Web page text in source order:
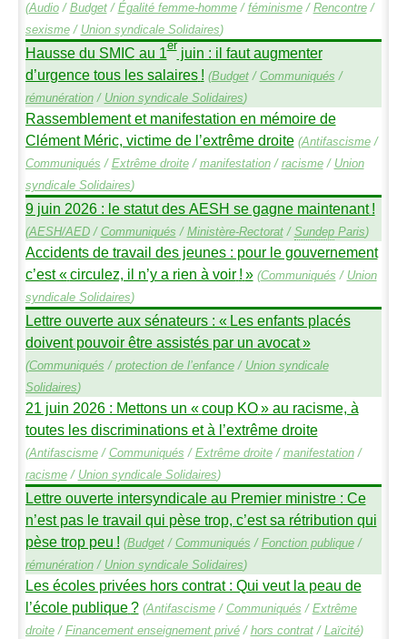
(Audio/ Budget/ Égalité femme-homme/ féminisme/ Rencontre/
sexisme/ Union syndicale Solidaires)
Hausse du SMIC au 1erjuin : il faut augmenter
d’urgence tous les salaires ! (Budget/ Communiqués /
rémunération/ Union syndicale Solidaires)
Rassemblement et manifestation en mémoire de
Clément Méric, victime de l’extrême droite (Antifascisme/
Communiqués / Extrême droite/ manifestation/ racisme/ Union
syndicale Solidaires)
9 juin 2026 : le statut des AESH se gagne maintenant !
(AESH/AED/ Communiqués / Ministère-Rectorat/ SundepParis)
Accidents de travail des jeunes : pour le gouvernement
c’est «circulez, il n’y a rien à voir ! » (Communiqués / Union
syndicale Solidaires)
Lettre ouverte aux sénateurs : « Les enfants placés
doivent pouvoir être assistés par un avocat»
(Communiqués / protection de l’enfance/ Union syndicale
Solidaires)
21 juin 2026 : Mettons un «coup KO» au racisme, à
toutes les discriminations et à l’extrême droite
(Antifascisme/ Communiqués / Extrême droite/ manifestation/
racisme/ Union syndicale Solidaires)
Lettre ouverte intersyndicale au Premier ministre : Ce
n’est pas le travail qui pèse trop, c’est sa rétribution qui
pèse trop peu ! (Budget/ Communiqués / Fonction publique/
rémunération/ Union syndicale Solidaires)
Les écoles privées hors contrat : Qui veut la peau de
l’école publique? (Antifascisme/ Communiqués / Extrême
droite/ Financement enseignement privé/ hors contrat/ Laïcité)